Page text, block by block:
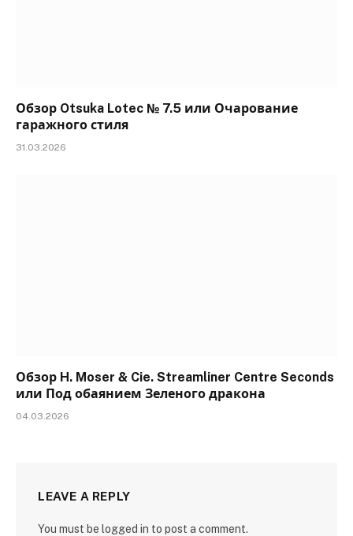
Обзор Otsuka Lotec № 7.5 или Очарование
гаражного стиля
31.03.2026
Обзор H. Moser & Cie. Streamliner Centre Seconds
или Под обаянием Зеленого дракона
04.03.2026
LEAVE A REPLY
You must be logged in to post a comment.